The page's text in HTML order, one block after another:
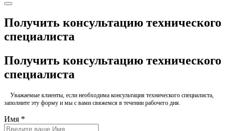
Получить консультацию технического
специалиста
Получить консультацию технического
специалиста
Уважаемые клиенты, если необходима консультация технического специалиста,
заполните эту форму и мы с вами свяжемся в течении рабочего дня.
Имя *